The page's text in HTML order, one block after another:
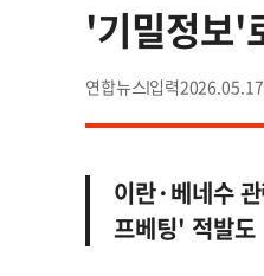
'기밀정보'
연합뉴스
이란·베네수
프베팅' 적발도